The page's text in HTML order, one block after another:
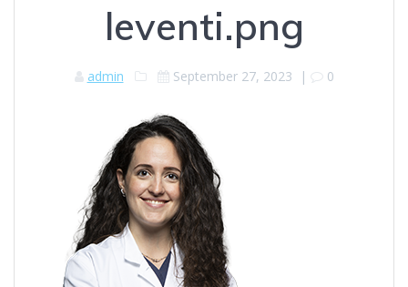
leventi.png
admin September 27, 2023 | 0